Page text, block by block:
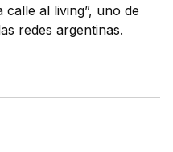
al living”, uno de
redes argentinas.